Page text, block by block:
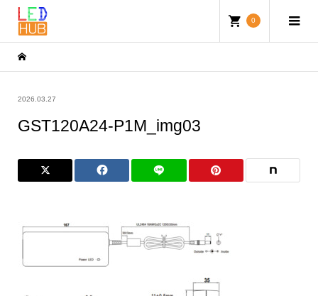
0
2026.03.27
GST120A24-P1M_img03